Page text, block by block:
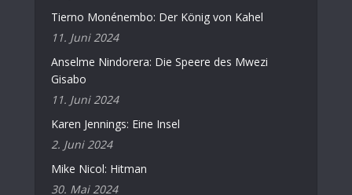
Tierno Monénembo: Der König von Kahel
11. Juni 2024
Anselme Nindorera: Die Speere des Mwezi
Gisabo
11. Juni 2024
Karen Jennings: Eine Insel
2. Juni 2024
Mike Nicol: Hitman
30. Mai 2024